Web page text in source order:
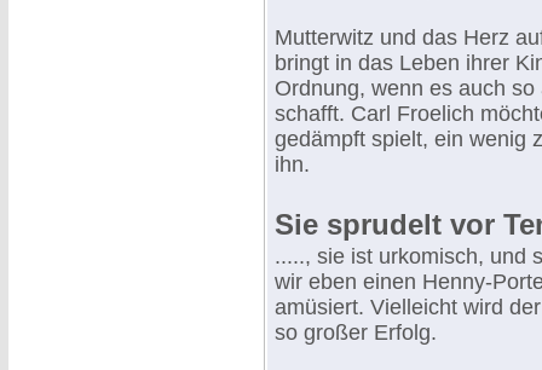
Mutterwitz und das Herz
bringt in das Leben ihrer
Ordnung, wenn es auch
schafft. Carl Froelich
gedämpft spielt, ein wenig
ihn.
Sie sprudelt vor
....., sie ist urkomisch, und
wir eben einen Henny-
amüsiert. Vielleicht wird
so großer Erfolg.